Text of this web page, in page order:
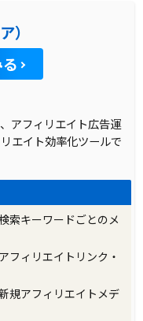
）
アフィリエイト広告運
エイト効率化ツールで
索キーワードごとのメ
フィリエイトリンク・
規アフィリエイトメデ